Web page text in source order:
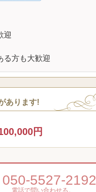
迎
る方も大歓迎
あります!
円
050-5527-2192
電話で問い合わせる。